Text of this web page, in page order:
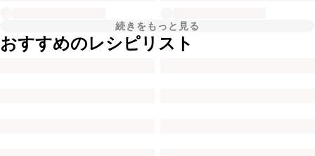
続きをもっと見る
おすすめのレシピリスト